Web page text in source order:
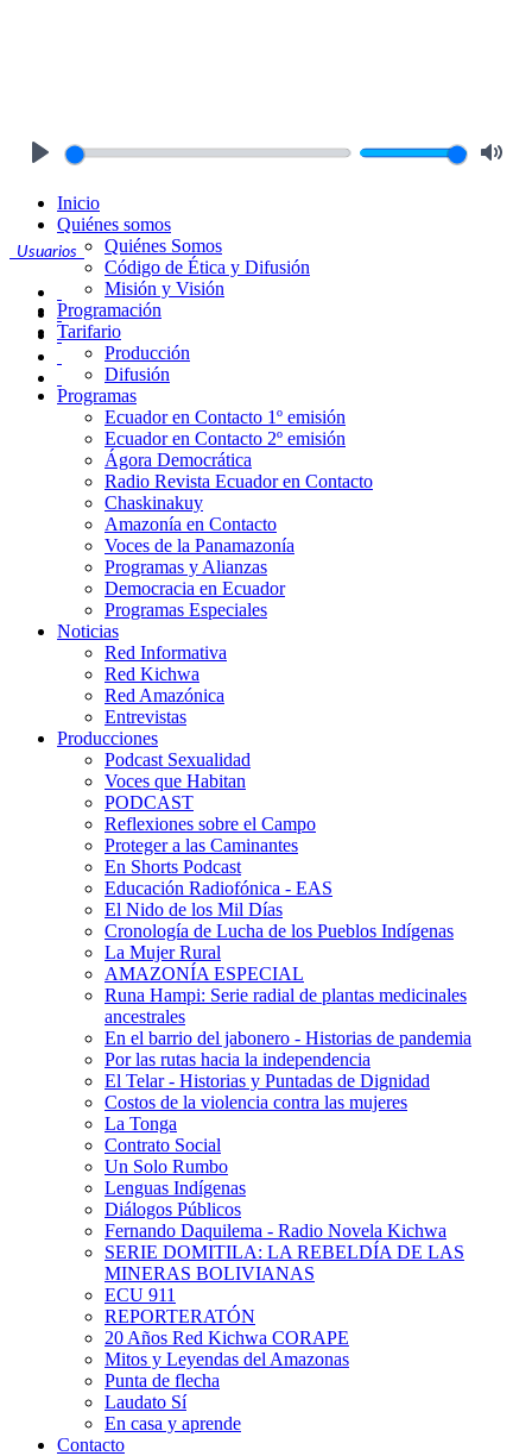
Usuarios
Inicio
Quiénes somos
Quiénes Somos
Código de Ética y Difusión
Misión y Visión
Programación
Tarifario
Producción
Difusión
Programas
Ecuador en Contacto 1º emisión
Ecuador en Contacto 2º emisión
Ágora Democrática
Radio Revista Ecuador en Contacto
Chaskinakuy
Amazonía en Contacto
Voces de la Panamazonía
Programas y Alianzas
Democracia en Ecuador
Programas Especiales
Noticias
Red Informativa
Red Kichwa
Red Amazónica
Entrevistas
Producciones
Podcast Sexualidad
Voces que Habitan
PODCAST
Reflexiones sobre el Campo
Proteger a las Caminantes
En Shorts Podcast
Educación Radiofónica - EAS
El Nido de los Mil Días
Cronología de Lucha de los Pueblos Indígenas
La Mujer Rural
AMAZONÍA ESPECIAL
Runa Hampi: Serie radial de plantas medicinales
ancestrales
En el barrio del jabonero - Historias de pandemia
Por las rutas hacia la independencia
El Telar - Historias y Puntadas de Dignidad
Costos de la violencia contra las mujeres
La Tonga
Contrato Social
Un Solo Rumbo
Lenguas Indígenas
Diálogos Públicos
Fernando Daquilema - Radio Novela Kichwa
SERIE DOMITILA: LA REBELDÍA DE LAS
MINERAS BOLIVIANAS
ECU 911
REPORTERATÓN
20 Años Red Kichwa CORAPE
Mitos y Leyendas del Amazonas
Punta de flecha
Laudato Sí
En casa y aprende
Contacto